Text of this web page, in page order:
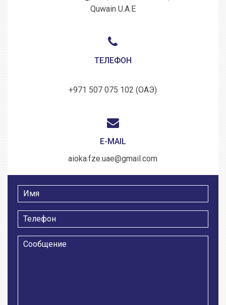
Quwain U.A.E
ТЕЛЕФОН
+971 507 075 102 (ОАЭ)
E-MAIL
aioka.fze.uae@gmail.com